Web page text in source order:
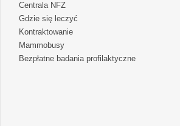
Centrala NFZ
Gdzie się leczyć
Kontraktowanie
Mammobusy
Bezpłatne badania profilaktyczne